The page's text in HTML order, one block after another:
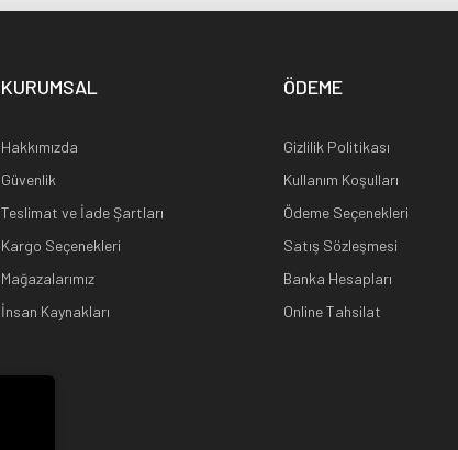
KURUMSAL
Hakkımızda
Güvenlik
Teslimat ve İade Şartları
Kargo Seçenekleri
Mağazalarımız
İnsan Kaynakları
ÖDEME
Gizlilik Politikası
Kullanım Koşulları
Ödeme Seçenekleri
Satış Sözleşmesi
Banka Hesapları
Online Tahsilat